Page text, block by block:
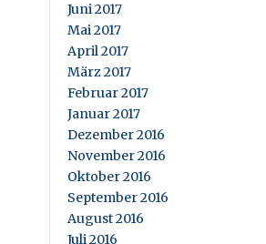
Juni 2017
Mai 2017
April 2017
März 2017
Februar 2017
Januar 2017
Dezember 2016
November 2016
Oktober 2016
September 2016
August 2016
Juli 2016